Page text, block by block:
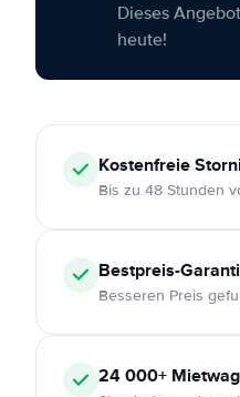
Dieses
heute!
Kostenfreie
Bis zu 48 Stunden
Bestpreis-
Besseren Preis
24 000+